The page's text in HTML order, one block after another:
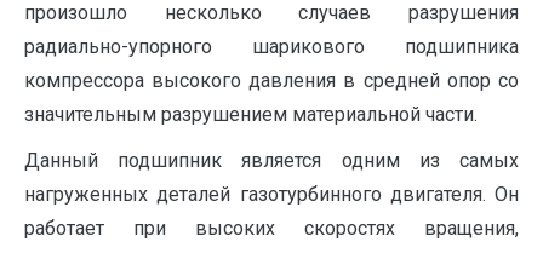
произошло несколько случаев разрушения
радиально-упорного шарикового подшипника
компрессора высокого давления в средней опор со
значительным разрушением материальной части.
Данный подшипник является одним из самых
нагруженных деталей газотурбинного двигателя. Он
работает при высоких скоростях вращения,